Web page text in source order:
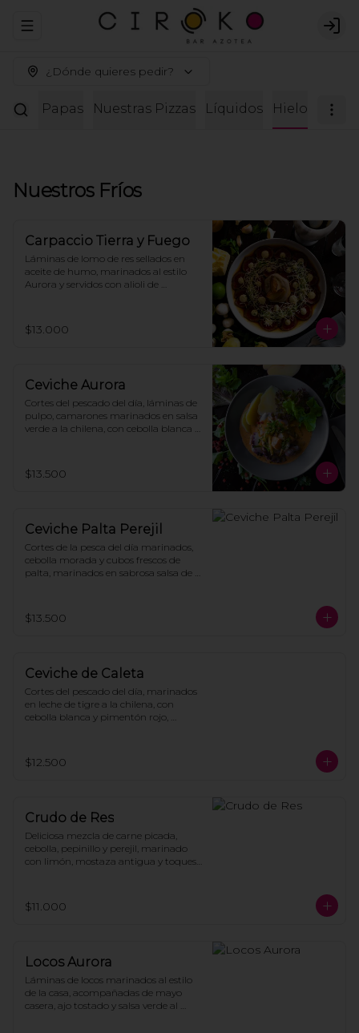
Abrir menu de navegación
¿Dónde quieres pedir?
Papas Nuestras Pizzas Líquidos Hielo
Nuestros Fríos
Carpaccio Tierra y Fuego
Láminas de lomo de res sellados en
aceite de humo, marinados al estilo
Aurora y servidos con alioli de
cebolla asada y tostadas para
compartir.
$13.000
Ceviche Aurora
Cortes del pescado del día, láminas de
pulpo, camarones marinados en salsa
verde a la chilena, con cebolla blanca y
casera.
$13.500
Ceviche Palta Perejil
Cortes de la pesca del día marinados,
cebolla morada y cubos frescos de
palta, marinados en sabrosa salsa de
acompañado de lechuga y crocante
de zapallo.
$13.500
Ceviche de Caleta
Cortes del pescado del día, marinados
en leche de tigre a la chilena, con
cebolla blanca y pimentón rojo,
$12.500
Crudo de Res
Deliciosa mezcla de carne picada,
cebolla, pepinillo y perejil, marinado
con limón, mostaza antigua y toques
$11.000
Locos Aurora
Láminas de locos marinados al estilo
de la casa, acompañadas de mayo
casera, ajo tostado y salsa verde al